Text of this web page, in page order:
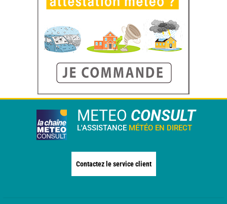
METEO CONSULT
L'ASSISTANCE MÉTÉO EN DIRECT
Contactez le service client